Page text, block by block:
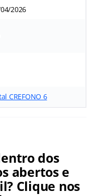
2026
CREFONO 6
dos
abertos e
Clique nos